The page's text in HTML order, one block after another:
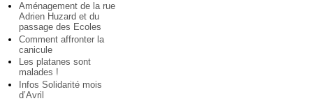
Aménagement de la rue
Adrien Huzard et du
passage des Ecoles
Comment affronter la
canicule
Les platanes sont
malades !
Infos Solidarité mois
d’Avril